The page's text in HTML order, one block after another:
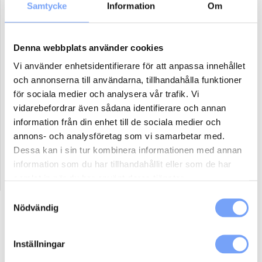
Samtycke Information Om
Denna webbplats använder cookies
Vi använder enhetsidentifierare för att anpassa innehållet
och annonserna till användarna, tillhandahålla funktioner
för sociala medier och analysera vår trafik. Vi
vidarebefordrar även sådana identifierare och annan
information från din enhet till de sociala medier och
annons- och analysföretag som vi samarbetar med.
Dessa kan i sin tur kombinera informationen med annan
information som du har tillhandahållit eller som de har
Nödvändig
Inställningar
Reklammaterial:
Jag har eller ordnar eget reklammaterial för denna produkt.
Jag har ej material och vill att lumoad kontaktar mig för hjälp.
Antal paket (se ovan)
Boka
Så här går det till: